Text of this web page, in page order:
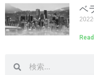
ベ